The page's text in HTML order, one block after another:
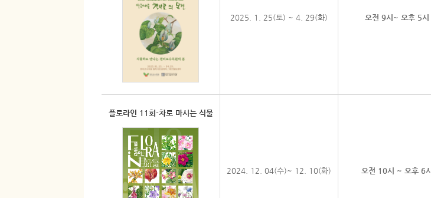
2025. 1. 25(토) ~ 4. 29(화) 오전 9시~ 오후 5시
플로라인 11회-차로 마시는 식물
2024. 12. 04(수)~ 12. 10(화) 오전 10시 ~ 오후 6시